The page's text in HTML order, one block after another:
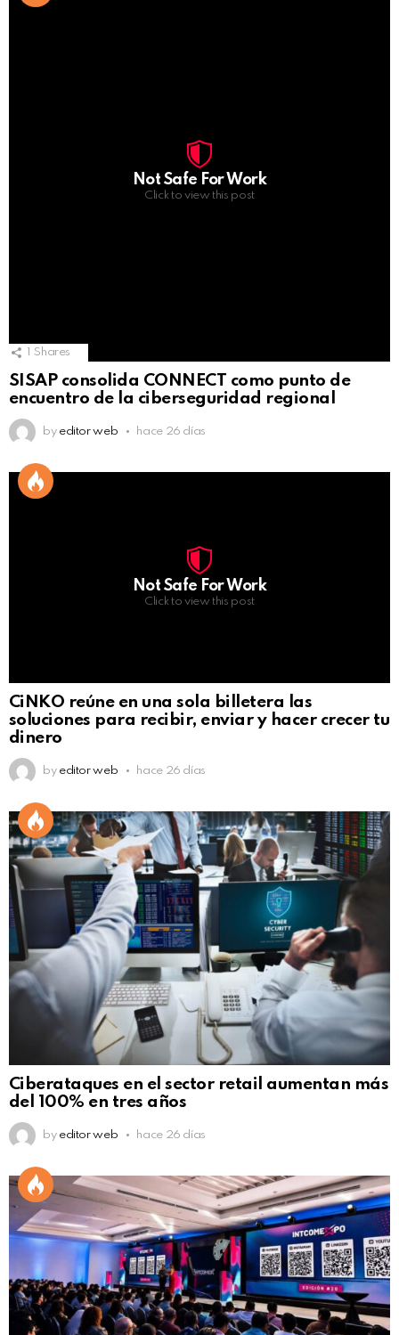
Not Safe For Work
Click to view this post
1 Shares
SISAP consolida CONNECT como punto de
encuentro de la ciberseguridad regional
by editor web hace 26 días
Not Safe For Work
Click to view this post
CiNKO reúne en una sola billetera las
soluciones para recibir, enviar y hacer crecer tu
dinero
by editor web hace 26 días
Ciberataques en el sector retail aumentan más
del 100% en tres años
by editor web hace 26 días